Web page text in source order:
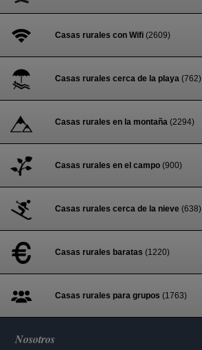
Casas rurales con Wifi (2609)
Casas rurales cerca de la playa (762)
Casas rurales en la montaña (2294)
Casas rurales en el campo (900)
Casas rurales cerca de la nieve (638)
Casas rurales baratas (1220)
Casas rurales para grupos (1763)
Nosotros